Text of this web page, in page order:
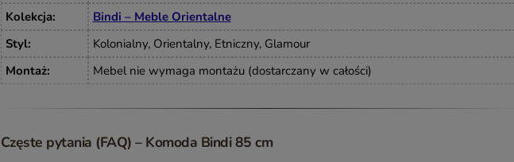
Kolekcja:
Bindi – Meble Orientalne
Styl:
Kolonialny, Orientalny, Etniczny, Glamour
Montaż: Mebel nie wymaga montażu (dostarczany w całości)
Częste pytania (FAQ) – Komoda Bindi 85 cm